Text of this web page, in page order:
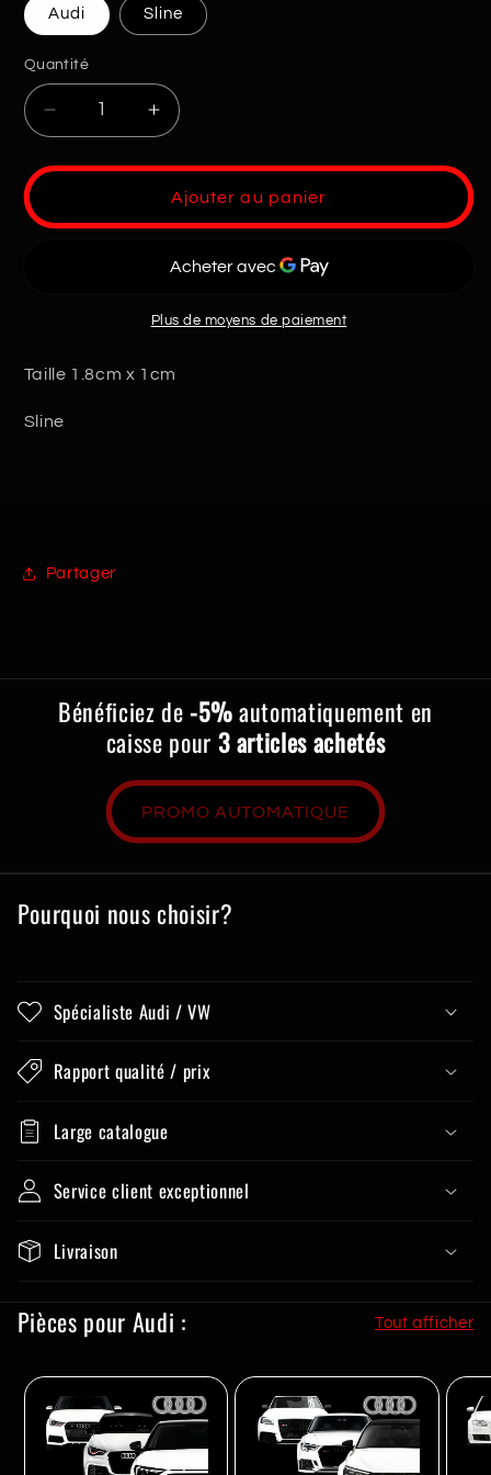
Audi Sline
Quantité
Quantité
Réduire
la
quantité
Sticker
Augmenter
la
quantité
de
X10
Ajouter au panier
Plus de moyens de paiement
Taille 1.8cm x 1cm
Sline
Partager
Bénéficiez de-5%automatiquement en
caisse pour 3 articles achetés
PROMO AUTOMATIQUE
Pourquoi nous choisir?
Spécialiste Audi / VW
Rapport qualité / prix
Large catalogue
Service client exceptionnel
Livraison
Pièces pour Audi : Tout afficher